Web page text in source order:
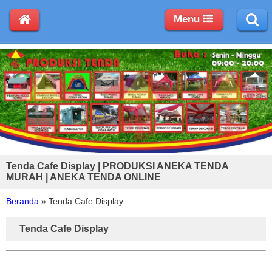
Tenda Cafe Display | PRODUKSI ANEKA TENDA
MURAH | ANEKA TENDA ONLINE
Beranda » Tenda Cafe Display
Tenda Cafe Display
Menu